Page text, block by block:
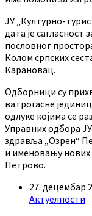
ЈУ „Културно-
дата је
пословног
Колом српских
Карановац.
Одборници су
ватрогасне
одлуке којима се
Управних одбора
здравља „Озрен“
и именовању
Петрово.
27. децембар
Актуелности